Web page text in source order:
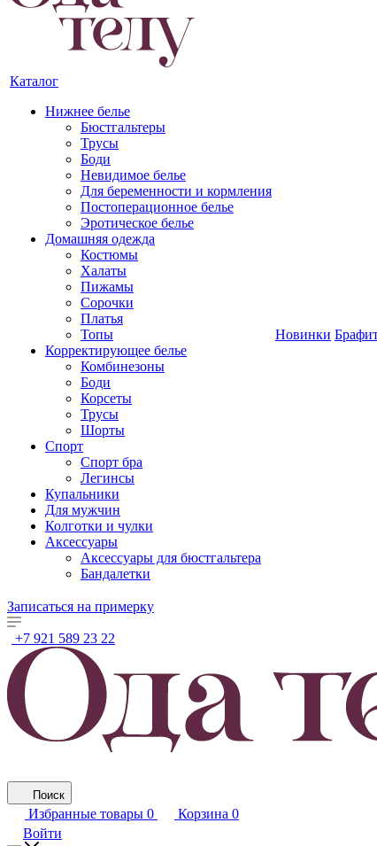
Каталог
Нижнее белье
Бюстгальтеры
Трусы
Боди
Невидимое белье
Для беременности и кормления
Постоперационное белье
Эротическое белье
Домашняя одежда
Костюмы
Халаты
Пижамы
Сорочки
Платья
Топы
Корректирующее белье
Комбинезоны
Боди
Корсеты
Трусы
Шорты
Спорт
Спорт бра
Легинсы
Купальники
Для мужчин
Колготки и чулки
Аксессуары
Аксессуары для бюстгальтера
Бандалетки
Новинки
Записаться на примерку
+7 921 589 23 22
Поиск
Избранные товары 0 Корзина 0
Войти